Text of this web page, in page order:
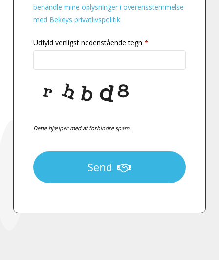
behandle mine oplysninger i overensstemmelse
med Bekeys privatlivspolitik.
Udfyld venligst nedenstående tegn *
Dette hjælper med at forhindre spam.
Send